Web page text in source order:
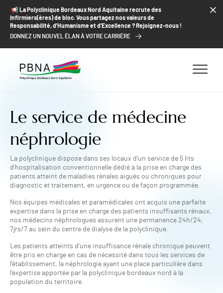
ALLER AU CONTENU
ALLER AU MENU
ALLER À LA RECHERCHE
📢​ La Polyclinique Bordeaux Nord Aquitaine recrute des
Infirmiers(ères) de bloc. Vous partagez nos valeurs de
Responsabilité, d’Humanisme et d’Excellence ? Rejoignez-nous !
DONNEZ UN NOUVEL ÉLAN À VOTRE CARRIÈRE
Le service de médecine
néphrologie
La polyclinique dispose dans ses locaux d’un service de 5 lits
d’hospitalisation conventionnelle dédié à la prise en charge des
patients atteint de maladies rénales aiguës ou chroniques pour
diagnostic et traitement, en urgence ou de façon programmée.
Nos équipes médicales et paramédicales ont acquis une parfaite
expertise dans la prise en charge des patients insuffisants rénaux,
nos médecins néphrologues assurent une permanence 24h/24,
7jrs/7 au sein du centre de dialyse de la polyclinique.
Les patients atteints d’une insuffisance rénale chronique peuvent
être pris en charge en cas de nécessité dans tous les services de
l’établissement, la néphrologie ayant une place particulière dans
l’expertise apportée par la polyclinique bordeaux nord à la
population du territoire.